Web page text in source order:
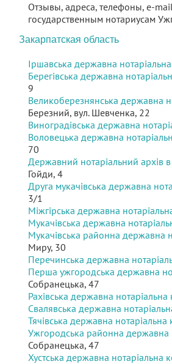
Отзывы, адреса, телефоны, e-
государственным нотариусам
Закарпатская область
Іршавська державна
Берегівська державна
9
Великоберезнянська державна
Березний, вул. Шевченка, 22
Виноградівська державна
Воловецька державна
70
Державний нотаріальний архів в
Гойди, 4
Друга мукачівська державна
3/1
Міжгірська державна
Мукачівська державна
Мукачівська районна державна
Миру, 30
Перечинська державна
Перша ужгородська державна
Собранецька, 47
Рахівська державна нотаріальна
Свалявська державна
Тячівська державна нотаріальна
Ужгородська районна державна
Собранецька, 47
Хустська державна нотаріальна